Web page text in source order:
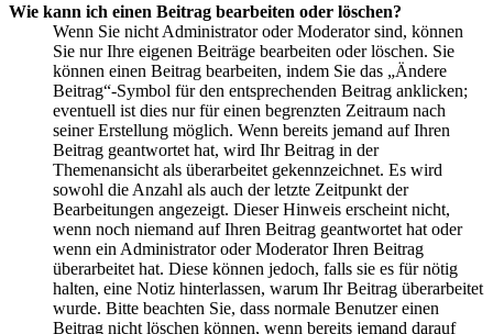
Wie kann ich einen Beitrag bearbeiten oder löschen?
Wenn Sie nicht Administrator oder Moderator sind, können
Sie nur Ihre eigenen Beiträge bearbeiten oder löschen. Sie
können einen Beitrag bearbeiten, indem Sie das „Ändere
Beitrag“-Symbol für den entsprechenden Beitrag anklicken;
eventuell ist dies nur für einen begrenzten Zeitraum nach
seiner Erstellung möglich. Wenn bereits jemand auf Ihren
Beitrag geantwortet hat, wird Ihr Beitrag in der
Themenansicht als überarbeitet gekennzeichnet. Es wird
sowohl die Anzahl als auch der letzte Zeitpunkt der
Bearbeitungen angezeigt. Dieser Hinweis erscheint nicht,
wenn noch niemand auf Ihren Beitrag geantwortet hat oder
wenn ein Administrator oder Moderator Ihren Beitrag
überarbeitet hat. Diese können jedoch, falls sie es für nötig
halten, eine Notiz hinterlassen, warum Ihr Beitrag überarbeitet
wurde. Bitte beachten Sie, dass normale Benutzer einen
Beitrag nicht löschen können, wenn bereits jemand darauf